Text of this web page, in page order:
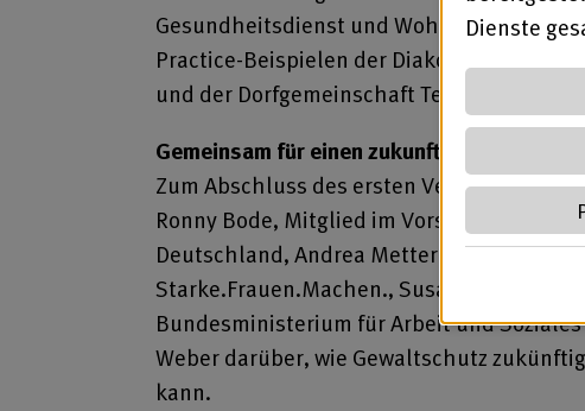
Gesundheitsdienst und Wohlfahrtpflege.
Practice-Beispielen der Diakonischen
und der Dorfgemeinschaft Tennental
Gemeinsam für einen zukunftsorientierten
Zum Abschluss des ersten
Ronny Bode, Mitglied im Vorstand von
Deutschland, Andrea Metternich, Mitglied
Starke.Frauen.Machen., Susanne Strehle
Bundesministerium für Arbeit und
Weber darüber, wie Gewaltschutz
kann.
Dienste